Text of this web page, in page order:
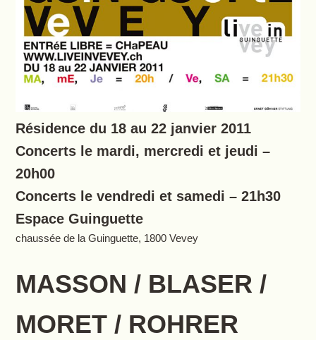
Résidence du 18 au 22 janvier 2011
Concerts le mardi, mercredi et jeudi –
20h00
Concerts le vendredi et samedi – 21h30
Espace Guinguette
chaussée de la Guinguette, 1800 Vevey
MASSON / BLASER /
MORET / ROHRER